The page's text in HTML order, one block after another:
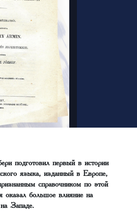
подготовил первый в истории
языка, изданный в Европе,
справочником по этой
оказал большое влияние на
на Западе.